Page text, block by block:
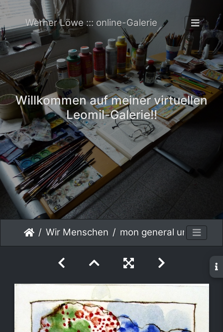
Werner Löwe ::: online-Galerie
Willkommen auf meiner virtuellen
Leomil-Galerie!!
Wir Menschen mon general und granatapfelbaum